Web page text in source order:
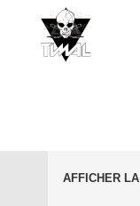
et
AFFICHER